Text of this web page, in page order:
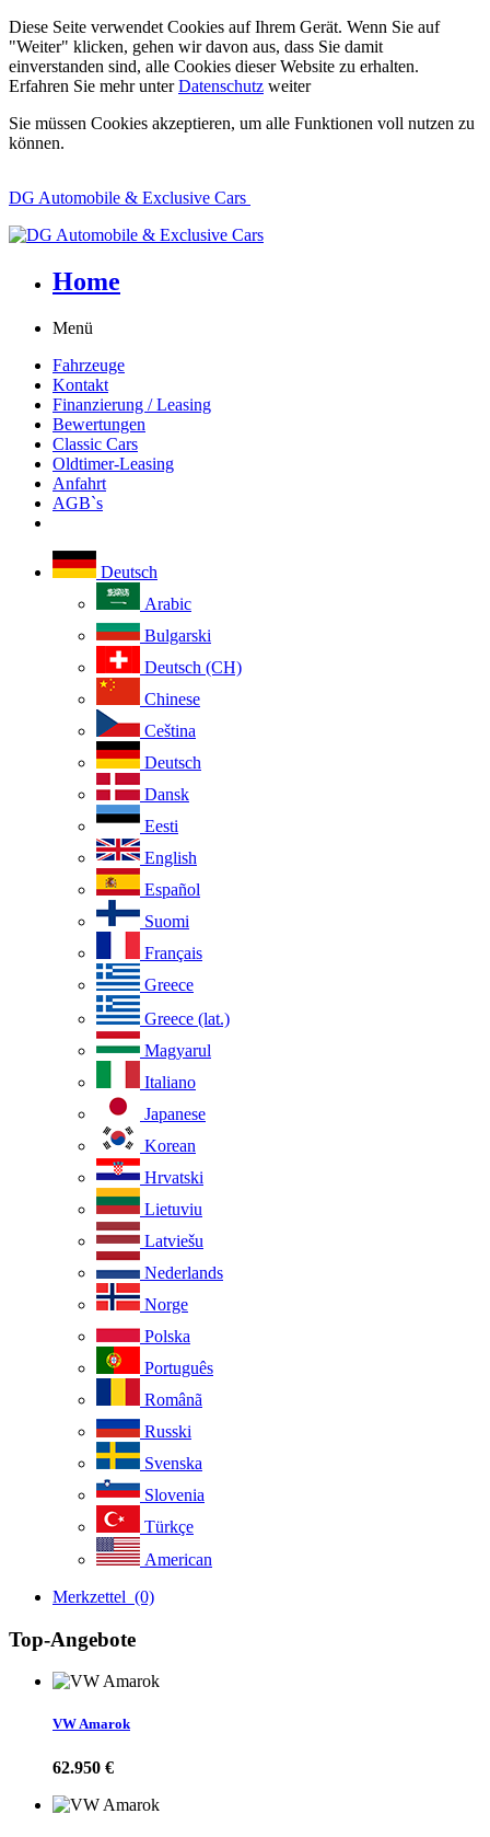
Diese Seite verwendet Cookies auf Ihrem Gerät. Wenn Sie auf
"Weiter" klicken, gehen wir davon aus, dass Sie damit
einverstanden sind, alle Cookies dieser Website zu erhalten.
Erfahren Sie mehr unterDatenschutz weiter
Sie müssen Cookies akzeptieren, um alle Funktionen voll nutzen zu
können.
DG Automobile & Exclusive Cars
Home
Menü
Fahrzeuge
Kontakt
Finanzierung / Leasing
Bewertungen
Classic Cars
Oldtimer-Leasing
Anfahrt
AGB`s
Deutsch
Arabic
Bulgarski
Deutsch (CH)
Chinese
Ceština
Deutsch
Dansk
Eesti
English
Español
Suomi
Français
Greece
Greece (lat.)
Magyarul
Italiano
Japanese
Korean
Hrvatski
Lietuviu
Latviešu
Nederlands
Norge
Polska
Português
Românã
Russki
Svenska
Slovenia
Türkçe
American
Merkzettel (0)
Top-Angebote
VW Amarok
62.950 €